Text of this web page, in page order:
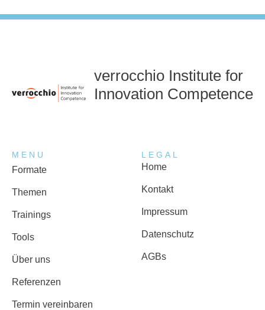
verrocchio Institute for
Innovation Competence
MENU
Formate
Themen
Trainings
Tools
Über uns
Referenzen
Termin vereinbaren
LEGAL
Home
Kontakt
Impressum
Datenschutz
AGBs